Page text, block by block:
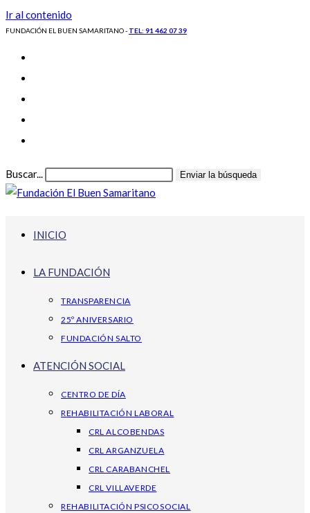
Ir al contenido
FUNDACIÓN EL BUEN SAMARITANO - TEL: 91 462 07 39
Buscar... Enviar la búsqueda
INICIO
LA FUNDACIÓN
TRANSPARENCIA
25º ANIVERSARIO
FUNDACIÓN SALTO
ATENCIÓN SOCIAL
CENTRO DE DÍA
REHABILITACIÓN LABORAL
CRL ALCOBENDAS
CRL ARGANZUELA
CRL CARABANCHEL
CRL VILLAVERDE
REHABILITACIÓN PSICOSOCIAL